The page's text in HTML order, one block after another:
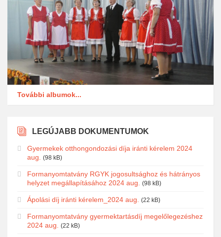
További albumok...
LEGÚJABB DOKUMENTUMOK
Gyermekek otthongondozási díja iránti kérelem 2024
aug.
(98 kB)
Formanyomtatvány RGYK jogosultsághoz és hátrányos
helyzet megállapításához 2024 aug.
(98 kB)
Ápolási díj iránti kérelem_2024 aug. (22 kB)
Formanyomtatvány gyermektartásdíj megelőlegezéshez
2024 aug.
(22 kB)